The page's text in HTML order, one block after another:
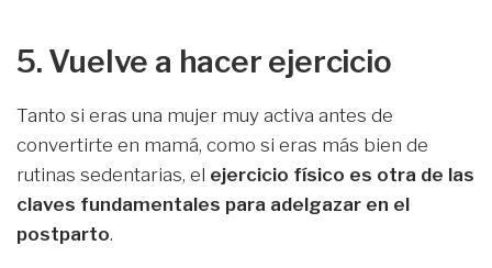
5. Vuelve a hacer ejercicio
Tanto si eras una mujer muy activa antes de
convertirte en mamá, como si eras más bien de
rutinas sedentarias, el ejercicio físico es otra de las
claves fundamentales para adelgazar en el
postparto.